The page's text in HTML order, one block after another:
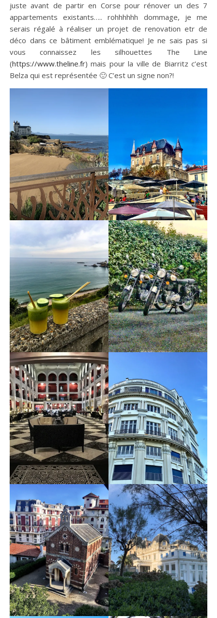
juste avant de partir en Corse pour rénover un des 7
appartements existants….. rohhhhhh dommage, je me
serais régalé à réaliser un projet de renovation etr de
déco dans ce bâtiment emblématique! Je ne sais pas si
vous connaissez les silhouettes The Line
(https://www.theline.fr) mais pour la ville de Biarritz c’est
Belza qui est représentée 🙂 C’est un signe non?!